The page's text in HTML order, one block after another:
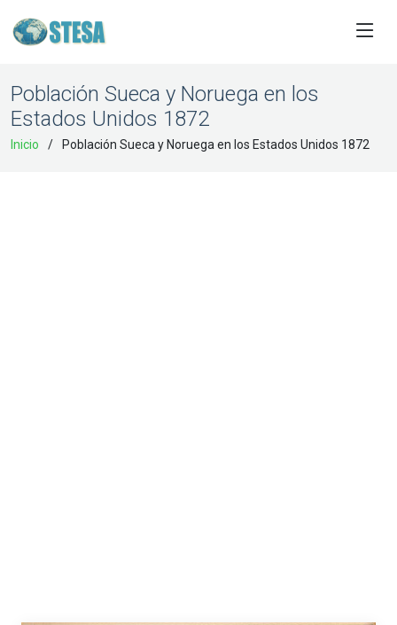
Población Sueca y Noruega en los
Estados Unidos 1872
Inicio Población Sueca y Noruega en los Estados Unidos 1872